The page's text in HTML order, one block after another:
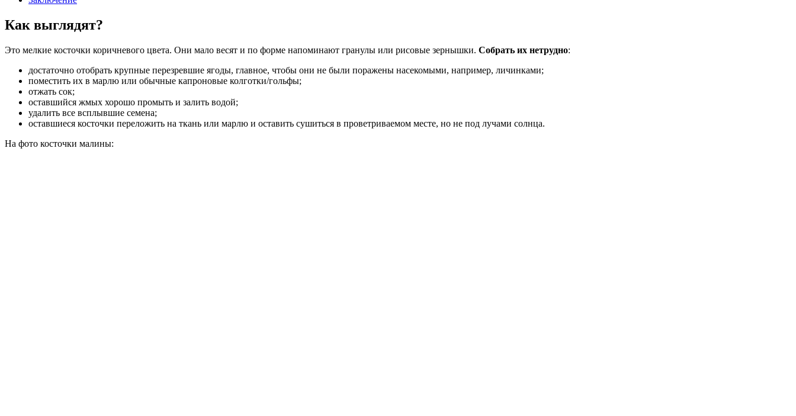
Как выглядят?
Это мелкие косточки коричневого цвета. Они мало весят и по форме напоминают гранулы или рисовые зернышки. Собрать их нетрудно:
достаточно отобрать крупные перезревшие ягоды, главное, чтобы они не были поражены насекомыми, например, личинками;
поместить их в марлю или обычные капроновые колготки/гольфы;
отжать сок;
оставшийся жмых хорошо промыть и залить водой;
удалить все всплывшие семена;
оставшиеся косточки переложить на ткань или марлю и оставить сушиться в проветриваемом месте, но не под лучами солнца.
На фото косточки малины: